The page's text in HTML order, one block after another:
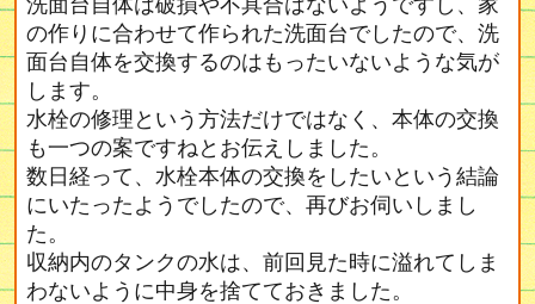
洗面台自体は破損や不具合はないようですし、家
の作りに合わせて作られた洗面台でしたので、洗
面台自体を交換するのはもったいないような気が
します。
水栓の修理という方法だけではなく、本体の交換
も一つの案ですねとお伝えしました。
数日経って、水栓本体の交換をしたいという結論
にいたったようでしたので、再びお伺いしまし
た。
収納内のタンクの水は、前回見た時に溢れてしま
わないように中身を捨てておきました。